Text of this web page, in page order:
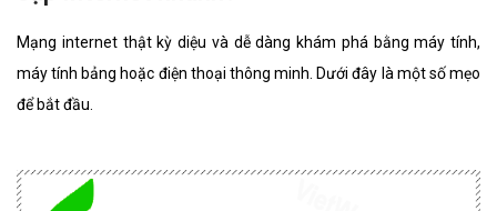
Mạng internet thật kỳ diệu và dễ dàng khám phá bằng máy tính,
máy tính bảng hoặc điện thoại thông minh. Dưới đây là một số mẹo
để bắt đầu.